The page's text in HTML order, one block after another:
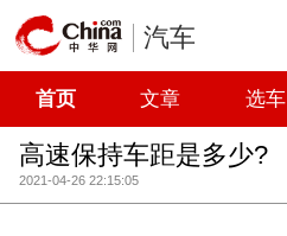
汽车
首页 文章 选车
高速保持车距是多少?
2021-04-26 22:15:05